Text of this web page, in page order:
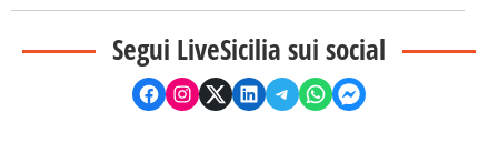
Segui LiveSicilia sui social